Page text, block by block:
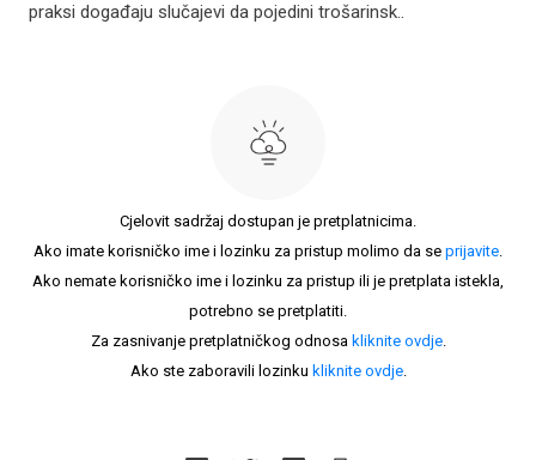
praksi događaju slučajevi da pojedini trošarinsk..
Cjelovit sadržaj dostupan je pretplatnicima.
Ako imate korisničko ime i lozinku za pristup molimo da se prijavite.
Ako nemate korisničko ime i lozinku za pristup ili je pretplata istekla,
potrebno se pretplatiti.
Za zasnivanje pretplatničkog odnosa kliknite ovdje.
Ako ste zaboravili lozinku kliknite ovdje.